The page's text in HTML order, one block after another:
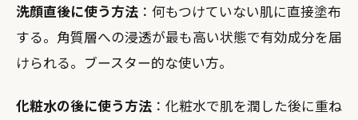
洗顔直後に使う方法 ：何もつけていない肌に直接塗布
する。角質層への浸透が最も高い状態で有効成分を届
けられる。ブースター的な使い方。
化粧水の後に使う方法 ：化粧水で肌を潤した後に重ね